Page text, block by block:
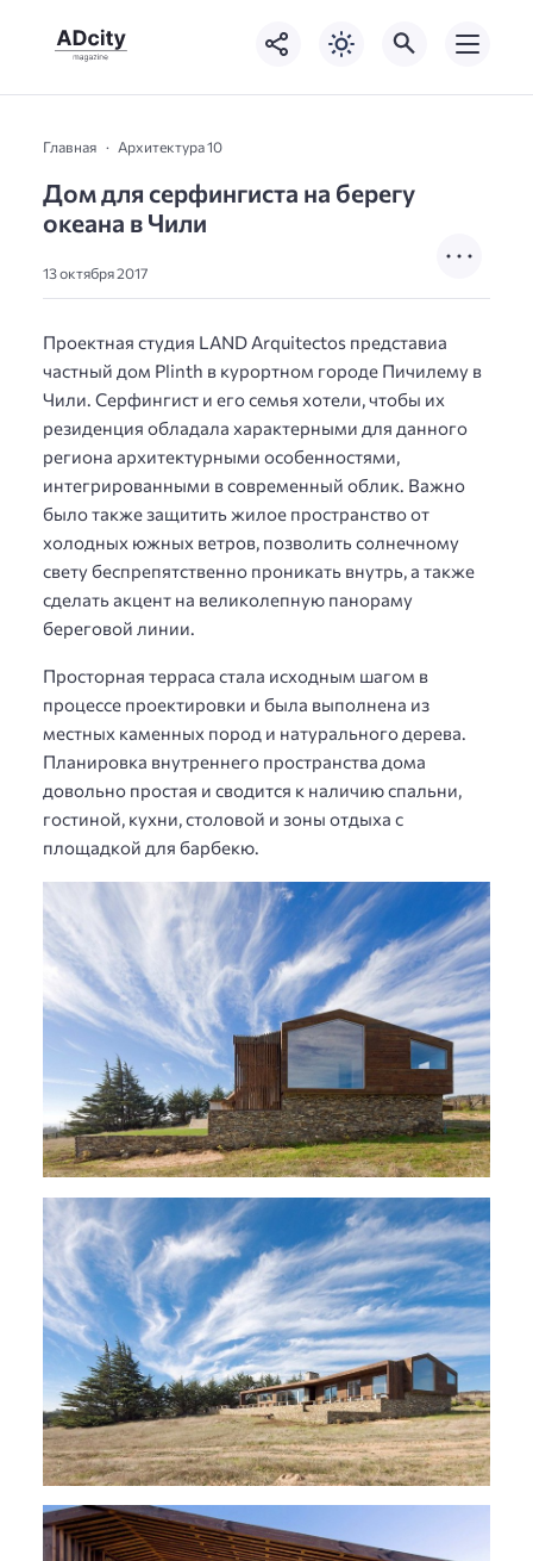
Главная Архитектура 10
Дом для серфингиста на берегу
океана в Чили
13 октября 2017
Проектная студия LAND Arquitectos представиа
частный дом Plinth в курортном городе Пичилему в
Чили. Серфингист и его семья хотели, чтобы их
резиденция обладала характерными для данного
региона архитектурными особенностями,
интегрированными в современный облик. Важно
было также защитить жилое пространство от
холодных южных ветров, позволить солнечному
свету беспрепятственно проникать внутрь, а также
сделать акцент на великолепную панораму
береговой линии.
Просторная терраса стала исходным шагом в
процессе проектировки и была выполнена из
местных каменных пород и натурального дерева.
Планировка внутреннего пространства дома
довольно простая и сводится к наличию спальни,
гостиной, кухни, столовой и зоны отдыха с
площадкой для барбекю.